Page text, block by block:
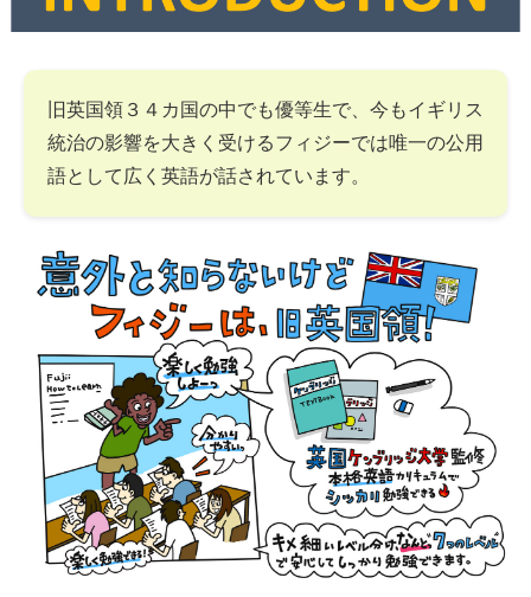
旧英国領３４カ国の中でも優等生で、今もイギリス
統治の影響を大きく受けるフィジーでは唯一の公用
語として広く英語が話されています。